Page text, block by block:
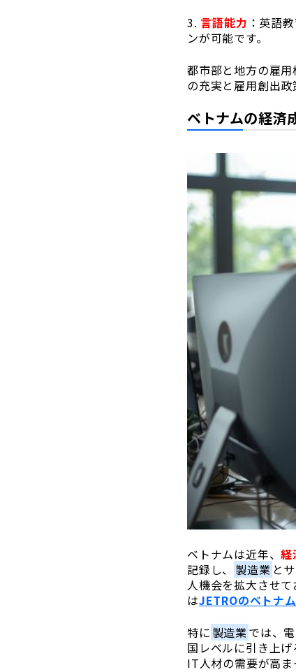
3. 言語能力 ：英語
ンが可能です。
都市部と地方の雇
の充実と雇用創出政
ベトナムの経済
ベトナムは近年、経
記録し、
製造業 と
人機会を拡大させて
はJETROのベトナ
特に 製造業 では、
国レベルに引き上
IT人材の需要が高ま